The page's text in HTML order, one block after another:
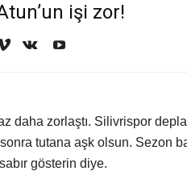
işi zor!
daha zorlaştı. Silivrispor
tutana aşk olsun. Sezon
gösterin diye.